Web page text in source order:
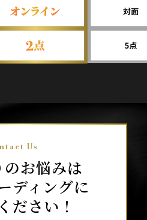
Us
お悩みは
ディングに
ださい！